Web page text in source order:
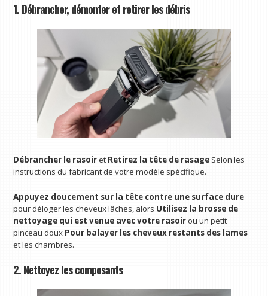
1. Débrancher, démonter et retirer les débris
Débrancher le rasoiret Retirez la tête de rasage Selon les
instructions du fabricant de votre modèle spécifique.
Appuyez doucement sur la tête contre une surface dure
pour déloger les cheveux lâches, alors Utilisez la brosse de
nettoyage qui est venue avec votre rasoirou un petit
pinceau doux Pour balayer les cheveux restants des lames
et les chambres.
2. Nettoyez les composants